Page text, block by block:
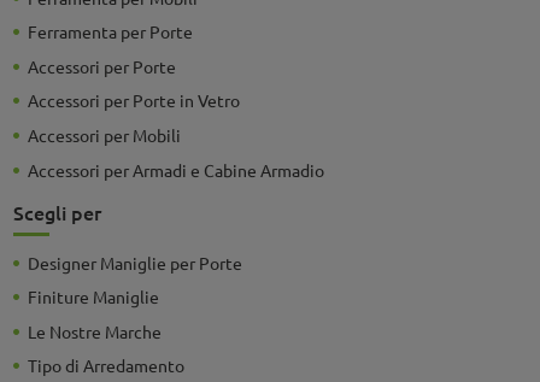
Ferramenta per Porte
Accessori per Porte
Accessori per Porte in Vetro
Accessori per Mobili
Accessori per Armadi e Cabine Armadio
Scegli per
Designer Maniglie per Porte
Finiture Maniglie
Le Nostre Marche
Tipo di Arredamento